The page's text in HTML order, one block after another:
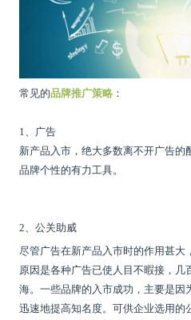
常见的品牌推广策略 ：
1、广告
新产品入市，绝大多数离不开广告的
品牌个性的有力工具。
2、公关助威
尽管广告在新产品入市时的作用甚
原因是各种广告已使人目不暇接，
海。一些品牌的入市成功，主要是因
迅速地提高知名度。可供企业选用的